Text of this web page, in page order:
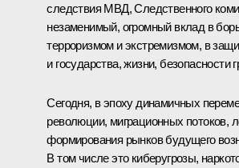
следствия МВД, Следственного
незаменимый, огромный вклад в
терроризмом и экстремизмом, в
и государства, жизни, безопасности
Сегодня, в эпоху динамичных
революции, миграционных потоков,
формирования рынков будущего
В том числе это киберугрозы,